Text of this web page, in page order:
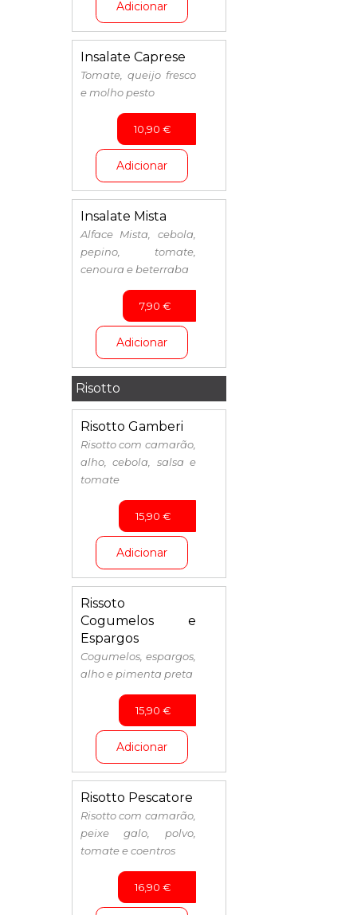
Adicionar
Insalate Caprese
Tomate, queijo fresco
e molho pesto
10,90 €
Adicionar
Insalate Mista
Alface Mista, cebola,
pepino, tomate,
cenoura e beterraba
7,90 €
Adicionar
Risotto
Risotto Gamberi
Risotto com camarão,
alho, cebola, salsa e
tomate
15,90 €
Adicionar
Rissoto
Cogumelos e
Espargos
Cogumelos, espargos,
alho e pimenta preta
15,90 €
Adicionar
Risotto Pescatore
Risotto com camarão,
peixe galo, polvo,
tomate e coentros
16,90 €